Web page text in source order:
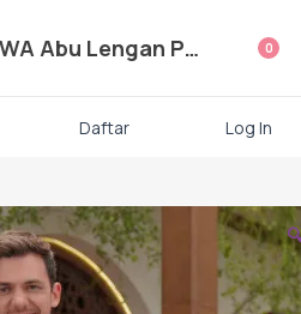
RKF-11 KHATULISTIWA Abu Lengan Panjang Berkancing 0
Daftar Log In